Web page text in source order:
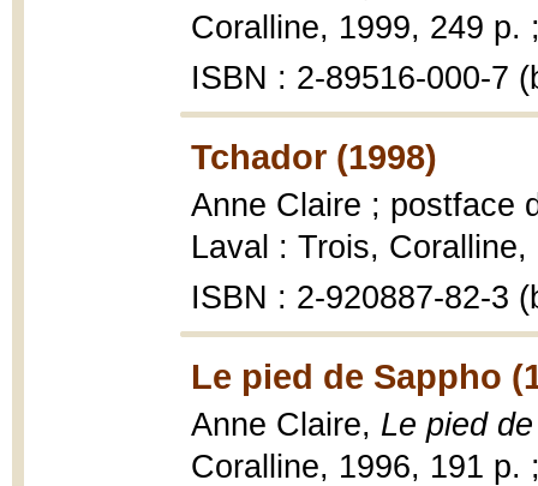
Coralline, 1999, 249 p.
ISBN : 2-89516-000-7
Tchador (1998)
Anne Claire ; postface
Laval : Trois,
ISBN : 2-920887-82-3
Le pied de Sappho
Anne Claire, Le pied
Coralline, 1996, 191 p.